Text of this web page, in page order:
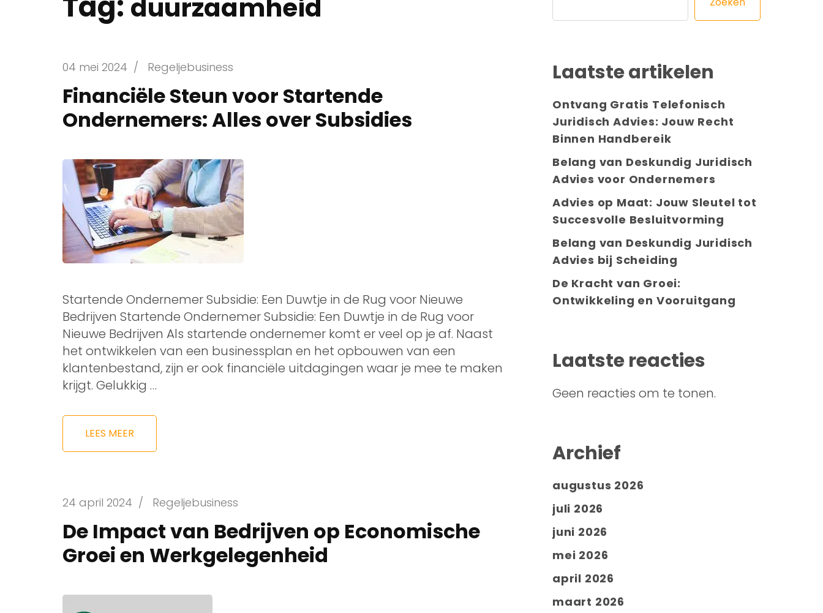
duurzaamheid
04 mei 2024 / Regeljebusiness
Financiële Steun voor Startende
Ondernemers: Alles over Subsidies
Startende Ondernemer Subsidie: Een Duwtje in de Rug voor Nieuwe
Bedrijven Startende Ondernemer Subsidie: Een Duwtje in de Rug voor
Nieuwe Bedrijven Als startende ondernemer komt er veel op je af. Naast
het ontwikkelen van een businessplan en het opbouwen van een
klantenbestand, zijn er ook financiële uitdagingen waar je mee te maken
krijgt. Gelukkig …
LEES MEER
24 april 2024 / Regeljebusiness
De Impact van Bedrijven op Economische
Groei en Werkgelegenheid
Laatste artikelen
Ontvang Gratis Telefonisch
Juridisch Advies: Jouw Recht
Binnen Handbereik
Belang van Deskundig Juridisch
Advies voor Ondernemers
Advies op Maat: Jouw Sleutel tot
Succesvolle Besluitvorming
Belang van Deskundig Juridisch
Advies bij Scheiding
De Kracht van Groei:
Ontwikkeling en Vooruitgang
Laatste reacties
Geen reacties om te tonen.
Archief
augustus 2026
juli 2026
juni 2026
mei 2026
april 2026
maart 2026